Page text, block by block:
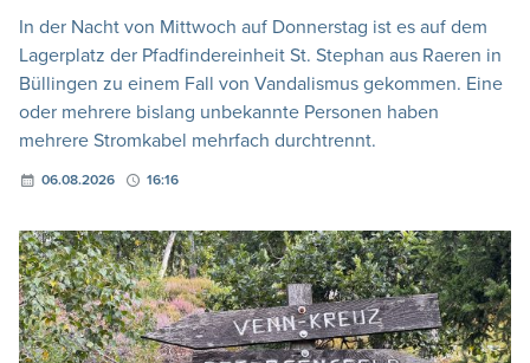
In der Nacht von Mittwoch auf Donnerstag ist es auf dem
Lagerplatz der Pfadfindereinheit St. Stephan aus Raeren in
Büllingen zu einem Fall von Vandalismus gekommen. Eine
oder mehrere bislang unbekannte Personen haben
mehrere Stromkabel mehrfach durchtrennt.
06.08.2026 16:16